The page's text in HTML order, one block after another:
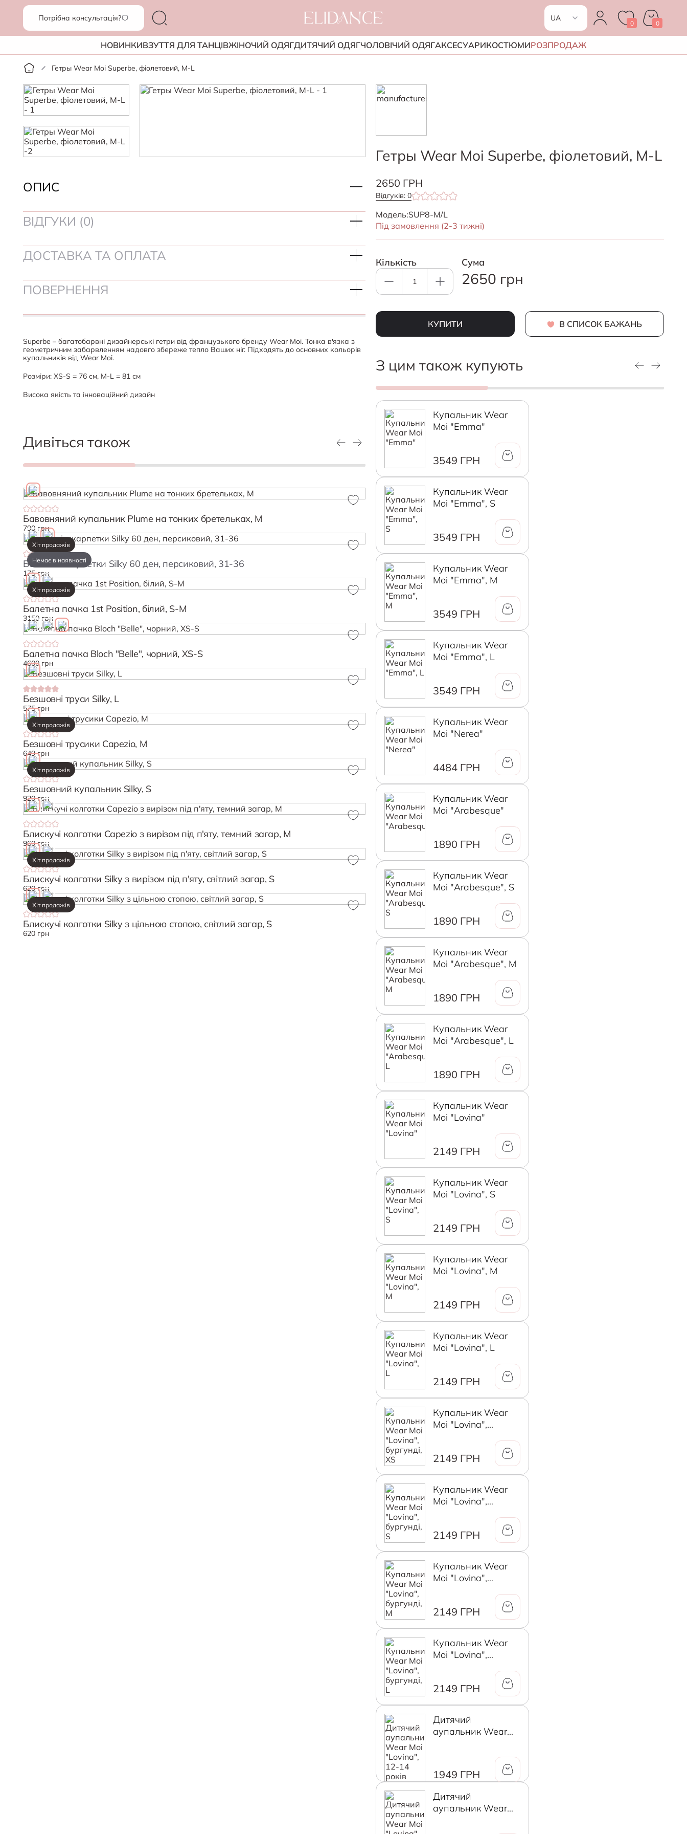
Потрібна консультація? UA
RU
0 0
НОВИНКИВЗУТТЯ ДЛЯ ТАНЦІВЖІНОЧИЙ ОДЯГДИТЯЧИЙ ОДЯГЧОЛОВІЧИЙ ОДЯГАКСЕСУАРИКОСТЮМИРОЗПРОДАЖ
Гетры Wear Moi Superbe, фіолетовий, M-L
ОПИС
ВІДГУКИ (0)
ДОСТАВКА ТА ОПЛАТА
ПОВЕРНЕННЯ
Superbe – багатобарвні дизайнерські гетри від французького бренду Wear Moi. Тонка в'язка з
геометричним забарвленням надовго збереже тепло Ваших ніг. Підходять до основних кольорів
купальників від Wear Moi.
Розміри: XS-S = 76 см, M-L = 81 см
Висока якість та інноваційний дизайн
Дивіться також
Бавовняний купальник Plume на тонких бретельках, M
790 грн
Хіт продажів
Немає в наявності
Балетні шкарпетки Silky 60 ден, персиковий, 31-36
175 грн
Хіт продажів
Балетна пачка 1st Position, білий, S-M
3150 грн
Балетна пачка Bloch "Belle", чорний, XS-S
4600 грн
Безшовні труси Silky, L
575 грн
Хіт продажів
Безшовні трусики Capezio, M
649 грн
Хіт продажів
Безшовний купальник Silky, S
920 грн
Блискучі колготки Capezio з вирізом під п'яту, темний загар, M
960 грн
Хіт продажів
Блискучі колготки Silky з вирізом під п'яту, світлий загар, S
620 грн
Хіт продажів
Блискучі колготки Silky з цільною стопою, світлий загар, S
620 грн
Гетры Wear Moi Superbe, фіолетовий, M-L
2650 ГРН
Відгуків: 0
Модель:SUP8-M/L
Під замовлення (2-3 тижні)
Кількість Cума
2650 грн
КУПИТИ В СПИСОК БАЖАНЬ
З цим також купують
Купальник Wear
Moi "Emma"
3549 ГРН
Купальник Wear
Moi "Emma", S
3549 ГРН
Купальник Wear
Moi "Emma", M
3549 ГРН
Купальник Wear
Moi "Emma", L
3549 ГРН
Купальник Wear
Moi "Nerea"
4484 ГРН
Купальник Wear
Moi "Arabesque"
1890 ГРН
Купальник Wear
Moi "Arabesque", S
1890 ГРН
Купальник Wear
Moi "Arabesque", M
1890 ГРН
Купальник Wear
Moi "Arabesque", L
1890 ГРН
Купальник Wear
Moi "Lovina"
2149 ГРН
Купальник Wear
Moi "Lovina", S
2149 ГРН
Купальник Wear
Moi "Lovina", M
2149 ГРН
Купальник Wear
Moi "Lovina", L
2149 ГРН
Купальник Wear
Moi "Lovina",
2149 ГРН
Купальник Wear
Moi "Lovina",
2149 ГРН
Купальник Wear
Moi "Lovina",
2149 ГРН
Купальник Wear
Moi "Lovina",
2149 ГРН
Дитячий
аупальник Wear
1949 ГРН
Дитячий
аупальник Wear